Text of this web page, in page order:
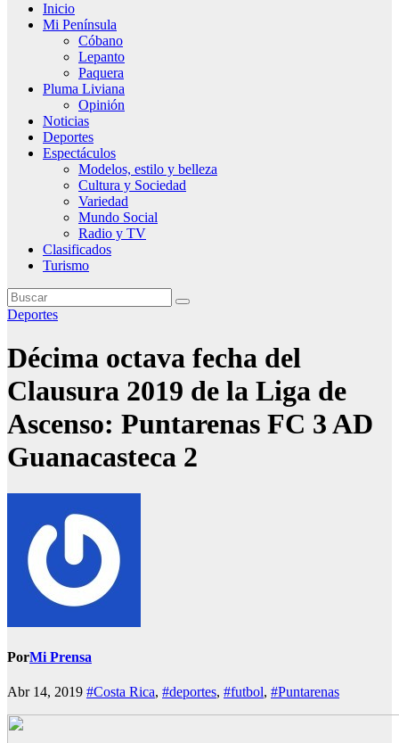
Inicio
Mi Península
Cóbano
Lepanto
Paquera
Pluma Liviana
Opinión
Noticias
Deportes
Espectáculos
Modelos, estilo y belleza
Cultura y Sociedad
Variedad
Mundo Social
Radio y TV
Clasificados
Turismo
Deportes
Décima octava fecha del
Clausura 2019 de la Liga de
Ascenso: Puntarenas FC 3 AD
Guanacasteca 2
PorMi Prensa
Abr 14, 2019 #Costa Rica, #deportes, #futbol, #Puntarenas